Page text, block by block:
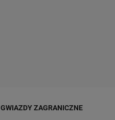
GWIAZDY ZAGRANICZNE